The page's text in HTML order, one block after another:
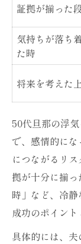
証拠が揃った
気持ちが落ち
た時
将来を考えた
50代旦那の浮
で、感情的に
につながるリ
拠が十分に揃
時」など、冷
成功のポイント
具体的には、